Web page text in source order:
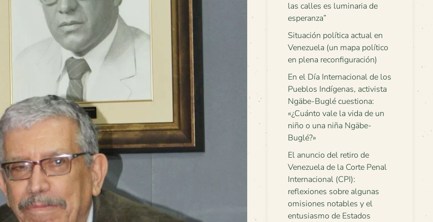
las calles es luminaria de
esperanza”
Situación política actual en
Venezuela (un mapa político
en plena reconfiguración)
En el Día Internacional de los
Pueblos Indígenas, activista
Ngäbe-Buglé cuestiona:
«¿Cuánto vale la vida de un
niño o una niña Ngäbe-
Buglé?»
El anuncio del retiro de
Venezuela de la Corte Penal
Internacional (CPI):
reflexiones sobre algunas
omisiones notables y el
entusiasmo de Estados